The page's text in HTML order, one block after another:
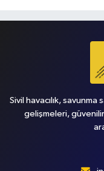
Sivil havacılık,
gelişmeleri,